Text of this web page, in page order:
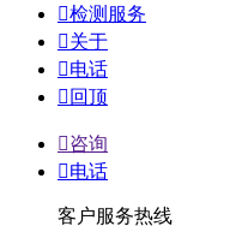
检测服务
关于
电话
 回顶
咨询
电话
客户服务热线